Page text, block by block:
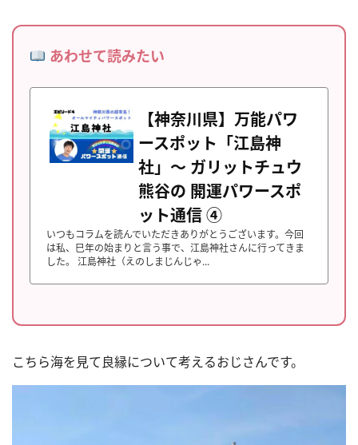
あわせて読みたい
【神奈川県】万能パワ
ースポット「江島神
社」〜 ガリットチュウ
熊谷の 開運パワースポ
ット通信 ④
いつもコラムを読んでいただきありがとうございます。今回
は私、巳年の始まりと言う事で、江島神社さんに行ってきま
した。 江島神社（えのしまじんじゃ...
こちら海を見て良縁について考えるおじさんです。